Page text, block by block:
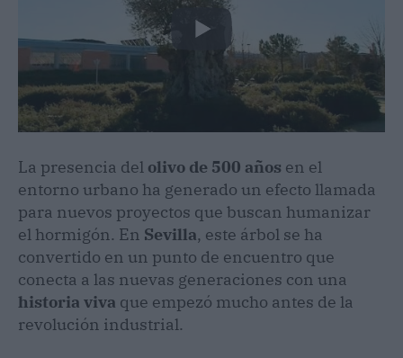
La presencia del olivo de 500 años en el
entorno urbano ha generado un efecto llamada
para nuevos proyectos que buscan humanizar
el hormigón. En Sevilla, este árbol se ha
convertido en un punto de encuentro que
conecta a las nuevas generaciones con una
historia viva que empezó mucho antes de la
revolución industrial.